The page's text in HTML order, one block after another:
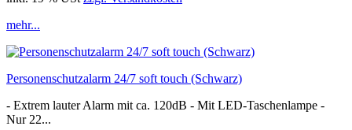
mehr...
Personenschutzalarm 24/7 soft touch (Schwarz)
- Extrem lauter Alarm mit ca. 120dB - Mit LED-Taschenlampe -
Nur 22...